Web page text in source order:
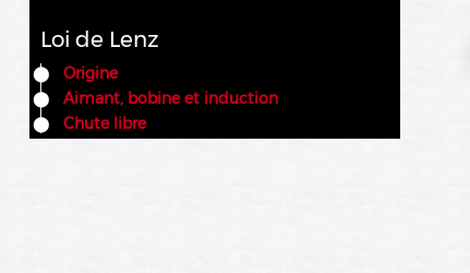
Loi de Lenz
Origine
Aimant, bobine et induction
Chute libre